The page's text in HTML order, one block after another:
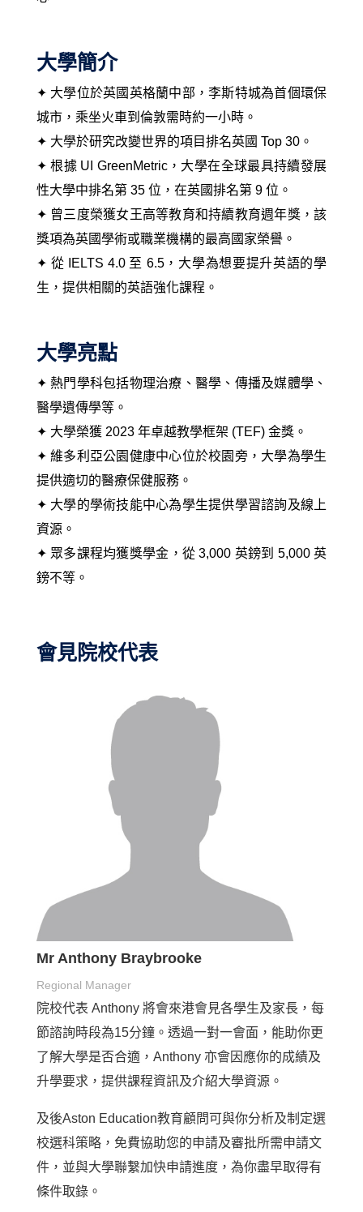
大學簡介
✦ 大學位於英國英格蘭中部，李斯特城為首個環保
城市，乘坐火車到倫敦需時約一小時。
✦ 大學於研究改變世界的項目排名英國 Top 30。
✦根據 UI GreenMetric，大學在全球最具持續發展
性大學中排名第 35 位，在英國排名第 9 位 。
✦ 曾三度榮獲女王高等教育和持續教育週年獎，該
獎項為英國學術或職業機構的最高國家榮譽。
✦ 從 IELTS 4.0 至 6.5，大學為想要提升英語的學
生，提供相關的英語強化課程 。
大學亮點
✦ 熱門學科包括物理治療、醫學、傳播及媒體學、
醫學遺傳學等。
✦ 大學榮獲 2023 年卓越教學框架 (TEF) 金獎。
✦維多利亞公園健康中心位於校園旁， 大學為學生
提供適切的醫療保健服務。
✦ 大學的學術技能中心為學生提供學習諮詢及線上
資源 。
✦ 眾多課程均獲獎學金，從 3,000 英鎊到 5,000 英
鎊不等 。
會見院校代表
Mr Anthony Braybrooke
Regional Manager
院校代表 Anthony 將會來港會見各學生及家長，每
節諮詢時段為15分鐘。透過一對一會面，能助你更
了解大學是否合適，Anthony 亦會因應你的成績及
升學要求，提供課程資訊及介紹大學資源。
及後Aston Education教育顧問可與你分析及制定選
校選科策略，免費協助您的申請及審批所需申請文
件，並與大學聯繫加快申請進度，為你盡早取得有
條件取錄。